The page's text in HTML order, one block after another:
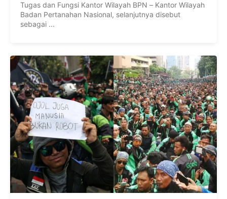
Tugas dan Fungsi Kantor Wilayah BPN – Kantor Wilayah
Badan Pertanahan Nasional, selanjutnya disebut
sebagai ...